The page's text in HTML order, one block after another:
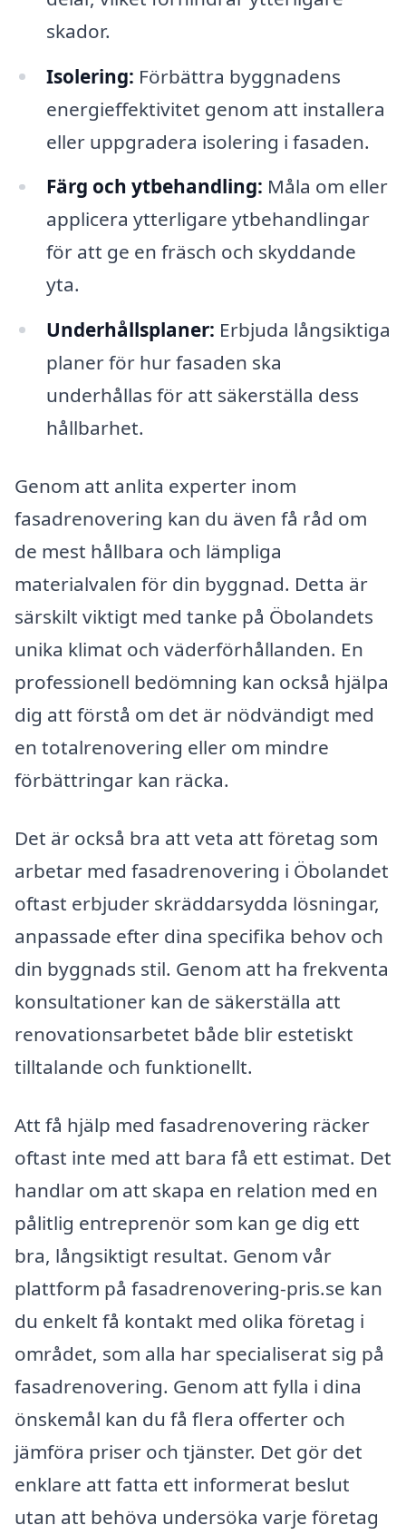
skador.
Isolering: Förbättra byggnadens
energieffektivitet genom att installera
eller uppgradera isolering i fasaden.
Färg och ytbehandling: Måla om eller
applicera ytterligare ytbehandlingar
för att ge en fräsch och skyddande
yta.
Underhållsplaner: Erbjuda långsiktiga
planer för hur fasaden ska
underhållas för att säkerställa dess
hållbarhet.
Genom att anlita experter inom
fasadrenovering kan du även få råd om
de mest hållbara och lämpliga
materialvalen för din byggnad. Detta är
särskilt viktigt med tanke på Öbolandets
unika klimat och väderförhållanden. En
professionell bedömning kan också hjälpa
dig att förstå om det är nödvändigt med
en totalrenovering eller om mindre
förbättringar kan räcka.
Det är också bra att veta att företag som
arbetar med fasadrenovering i Öbolandet
oftast erbjuder skräddarsydda lösningar,
anpassade efter dina specifika behov och
din byggnads stil. Genom att ha frekventa
konsultationer kan de säkerställa att
renovationsarbetet både blir estetiskt
tilltalande och funktionellt.
Att få hjälp med fasadrenovering räcker
oftast inte med att bara få ett estimat. Det
handlar om att skapa en relation med en
pålitlig entreprenör som kan ge dig ett
bra, långsiktigt resultat. Genom vår
plattform på fasadrenovering-pris.se kan
du enkelt få kontakt med olika företag i
området, som alla har specialiserat sig på
fasadrenovering. Genom att fylla i dina
önskemål kan du få flera offerter och
jämföra priser och tjänster. Det gör det
enklare att fatta ett informerat beslut
utan att behöva undersöka varje företag